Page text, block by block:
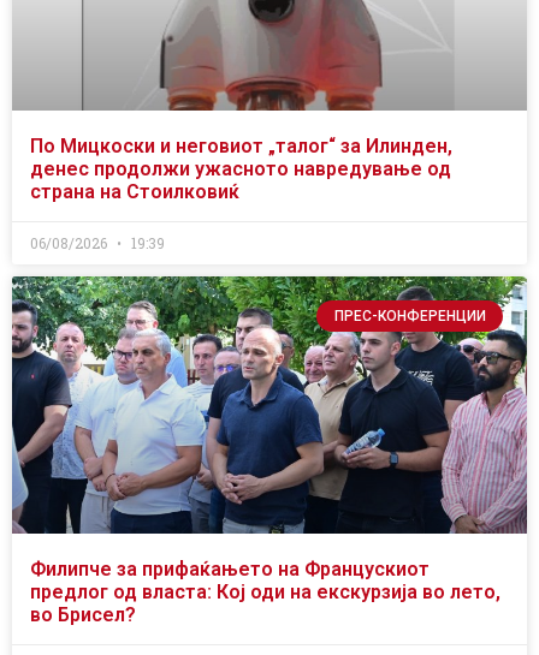
По Мицкоски и неговиот „талог“ за Илинден,
денес продолжи ужасното навредување од
страна на Стоилковиќ
06/08/2026 19:39
ПРЕС-КОНФЕРЕНЦИИ
Филипче за прифаќањето на Францускиот
предлог од власта: Кој оди на екскурзија во лето,
во Брисел?